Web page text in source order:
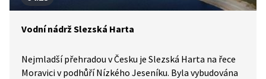
Vodní nádrž Slezská Harta
Nejmladší přehradou v Česku je Slezská Harta na řece
Moravici v podhůří Nízkého Jeseníku. Byla vybudována